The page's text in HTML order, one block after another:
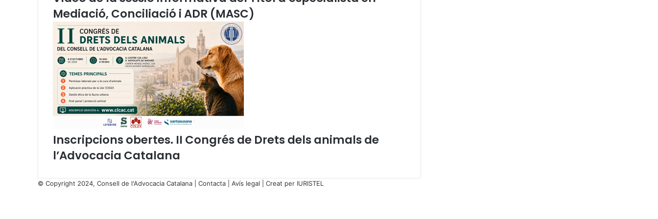
n
s
c
o
n
t
r
a
c
t
s
c
i
a
d
e
D
e
l
i
c
e
e
Mediació, Conciliació i ADR (MASC)
Inscripcions obertes. II Congrés de Drets dels animals de
l’Advocacia Catalana
© Copyright 2024, Consell de l'Advocacia Catalana | Contacta Avís legal | Creat per IURISTEL